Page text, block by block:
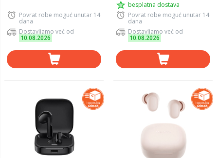
Povrat robe moguć unutar 14
dana
Dostavljamo već od
10.08.2026
besplatna dostava
Povrat robe moguć unutar 14
dana
Dostavljamo već od
10.08.2026